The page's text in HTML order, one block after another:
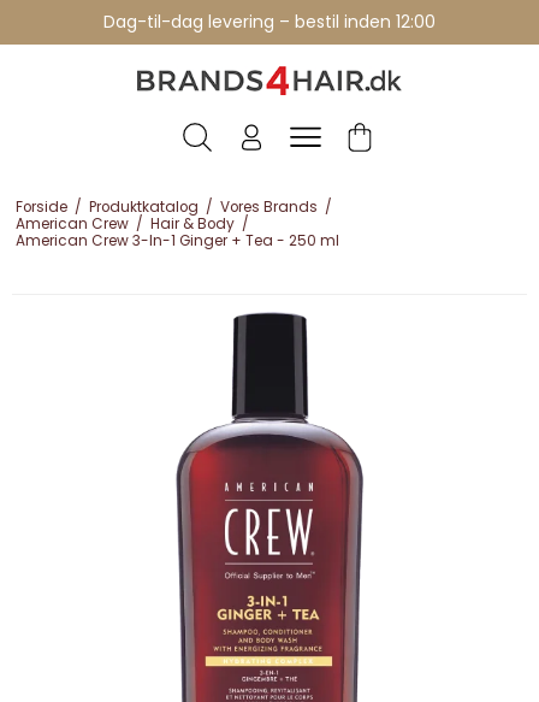
Dag-til-dag levering – bestil inden 12:00
Professionelle brands - over 15 års erfaring
Forside / Produktkatalog / Vores Brands /
American Crew / Hair & Body /
American Crew 3-In-1 Ginger + Tea - 250 ml